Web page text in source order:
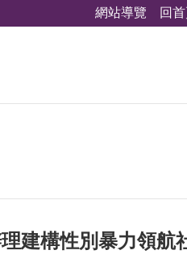
網站導覽 回
理建構性別暴力領